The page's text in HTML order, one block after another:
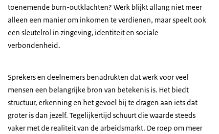
toenemende burn-outklachten? Werk blijkt allang niet meer
alleen een manier om inkomen te verdienen, maar speelt ook
een sleutelrol in zingeving, identiteit en sociale
verbondenheid.
Sprekers en deelnemers benadrukten dat werk voor veel
mensen een belangrijke bron van betekenis is. Het biedt
structuur, erkenning en het gevoel bij te dragen aan iets dat
groter is dan jezelf. Tegelijkertijd schuurt die waarde steeds
vaker met de realiteit van de arbeidsmarkt. De roep om meer